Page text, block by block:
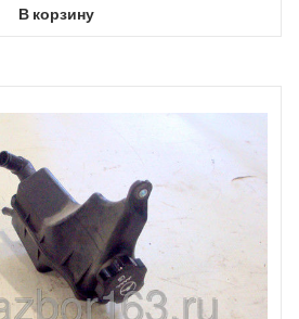
В корзину